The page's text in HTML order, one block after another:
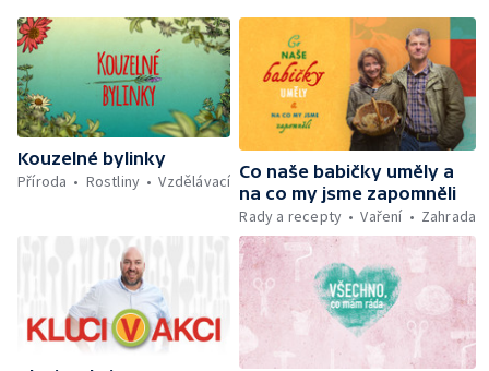
Kouzelné bylinky
Příroda
Rostliny Vzdělávací Co naše babičky uměly a
na co my jsme zapomněli
Rady a recepty
Vaření Zahrada